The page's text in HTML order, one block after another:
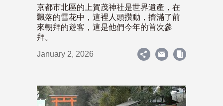
京都市北區的上賀茂神社是世界遺產，在
飄落的雪花中，這裡人頭攢動，擠滿了前
來朝拜的遊客，這是他們今年的首次參
拜。
January 2, 2026